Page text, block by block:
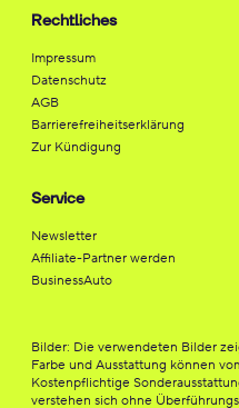
Rechtliches
Impressum
Datenschutz
AGB
Barrierefreiheitserklärung
Zur Kündigung
Service
Newsletter
Affiliate-Partner werden
BusinessAuto
Bilder: Die verwendeten Bilder
Farbe und Ausstattung können
Kostenpflichtige
verstehen sich ohne